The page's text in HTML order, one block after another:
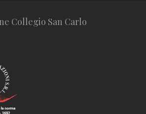
Collegio San Carlo